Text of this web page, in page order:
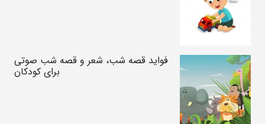
فواید قصه شب، شعر و قصه شب صوتی
برای کودکان